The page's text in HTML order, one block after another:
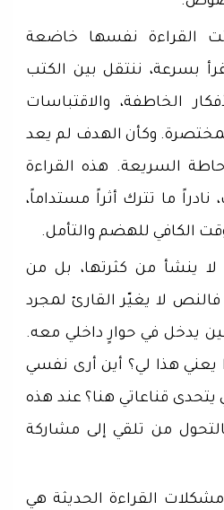
القراءة نفسها خاضعة
بسرعة، ننتقل بين الكتب
الخاطفة، والاقتباسات
وكأن الهدف لم يعد
السريعة. هذه القراءة
ما تترك أثراً مستداماً،
الكافي للهضم والتأمل.
لا ينشأ من كثرتها، بل من
لا يغيّر القارئ لمجرد
يدخل في حوارٍ داخلي معه.
يعني هذا لي؟ أين أرى نفسي
يتحدى قناعاتي هنا؟ عند هذه
من تلقي إلى مشاركة
القراءة الحديثة هي